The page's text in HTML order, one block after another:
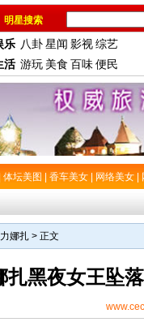
明星搜索
乐 八卦星闻 影视综艺
活 游玩 美食 百味便民
体坛美图 香车美女 网络美女
娜扎 > 正文
扎黑夜女王坠